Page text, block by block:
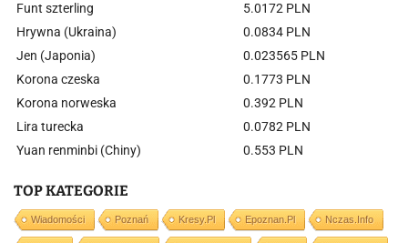
Funt szterling
5.0172 PLN
Hrywna (Ukraina)
0.0834 PLN
Jen (Japonia)
0.023565 PLN
Korona czeska
0.1773 PLN
Korona norweska
0.392 PLN
Lira turecka
0.0782 PLN
Yuan renminbi (Chiny)
0.553 PLN
TOP KATEGORIE
Wiadomości Poznań Kresy.pl Epoznan.pl Nczas.info